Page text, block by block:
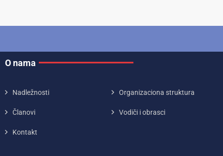
O nama
Nadležnosti Organizaciona struktura
Članovi Vodiči i obrasci
Kontakt